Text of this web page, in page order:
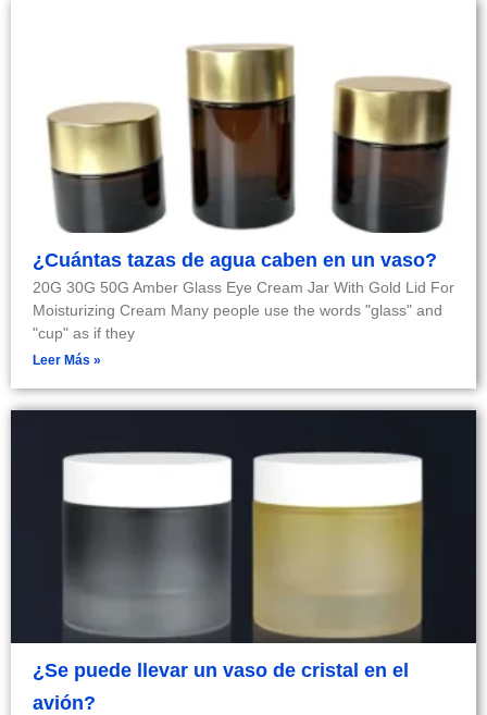
¿Cuántas tazas de agua caben en un vaso?
20G 30G 50G Amber Glass Eye Cream Jar With Gold Lid For
Moisturizing Cream Many people use the words "glass" and
"cup" as if they
Leer Más »
¿Se puede llevar un vaso de cristal en el
avión?